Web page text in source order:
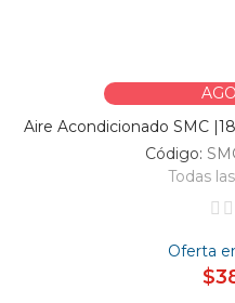
Aire Acondicionado SMC
Código:
Todas
Oferta